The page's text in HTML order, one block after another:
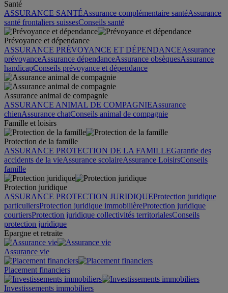
Santé
ASSURANCE SANTÉAssurance complémentaire santéAssurance
santé frontaliers suissesConseils santé
Prévoyance et dépendance
ASSURANCE PRÉVOYANCE ET DÉPENDANCEAssurance
prévoyanceAssurance dépendanceAssurance obsèquesAssurance
handicapConseils prévoyance et dépendance
Assurance animal de compagnie
ASSURANCE ANIMAL DE COMPAGNIEAssurance
chienAssurance chatConseils animal de compagnie
Famille et loisirs
Protection de la famille
ASSURANCE PROTECTION DE LA FAMILLEGarantie des
accidents de la vieAssurance scolaireAssurance LoisirsConseils
famille
Protection juridique
ASSURANCE PROTECTION JURIDIQUEProtection juridique
particuliersProtection juridique immobilièreProtection juridique
courtiersProtection juridique collectivités territorialesConseils
protection juridique
Epargne et retraite
Assurance vie
Placement financiers
Investissements immobiliers